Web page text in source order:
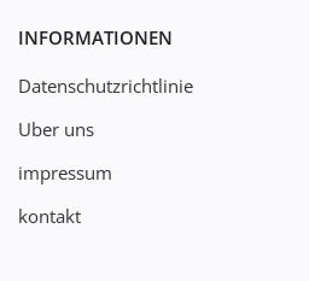
INFORMATIONEN
Datenschutzrichtlinie
Uber uns
impressum
kontakt